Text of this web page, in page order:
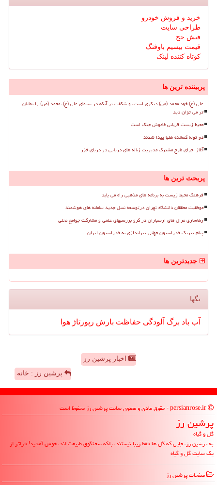
خرید و فروش خودرو
طراحی سایت
فیش حج
قیمت بیسیم باوفنگ
کوتاه کننده لینک
پربیننده ترین ها
علی (ع) خود محمد (ص) دیگری است، و شگفت تر آنکه در سیمای علی (ع)، محمد (ص) را نمایان
تر می توان دید
محیط زیست قربانی خاموش جنگ است
دو توله گمشده هلیا پیدا شدند
آغاز اجرای طرح مشترک مدیریت زباله های دریایی در دریای خزر
پربحث ترین ها
فرهنگ محیط زیست به برنامه های مذهبی راه می یابد
موفقیت محققان دانشگاه تهران درتوسعه نسل جدید سامانه های هوشمند
رهاسازی مرال های ارسباران در گرو بررسیهای علمی و مشارکت جوامع محلی
پیام تبریک فدراسیون جهانی تیراندازی به فدراسیون ایران
جدیدترین ها
تگها
آب باد برگ آلودگی حفاظت بارش رپورتاژ هوا
اخبار پرشین رز
پرشین رز : خانه
پرشین رز
گل و گیاه
به پرشین رز، جایی که گل ها فقط زیبا نیستند، بلکه سخنگوی طبیعت اند، خوش آمدید! فراتر از
یک سایت گل و گیاه
صفحات پرشین رز